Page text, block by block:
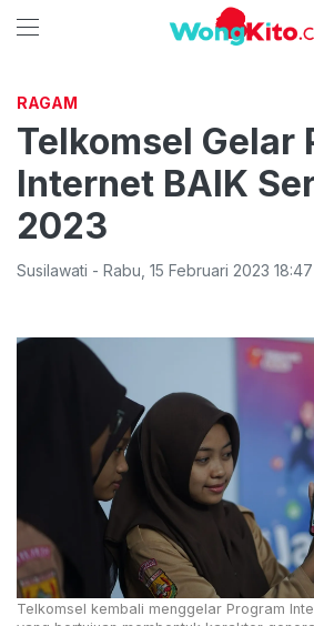
RAGAM
Telkomsel Gelar
Internet BAIK
2023
Susilawati - Rabu 15 Februari 2023 18:47
Telkomsel kembali menggelar Program